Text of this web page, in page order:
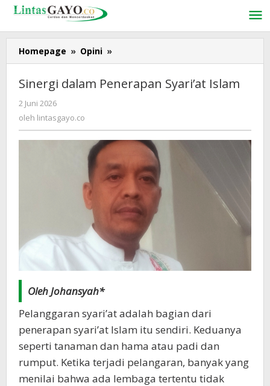
Lewati
konten
Homepage » Opini »
dalam
Syari'at
Sinergi dalam Penerapan Syari’at Islam
2 Juni 2026
lintasgayo.co
oleh lintasgayo.co
Oleh Johansyah*
Pelanggaran syari’at adalah bagian dari
penerapan syari’at Islam itu sendiri. Keduanya
seperti tanaman dan hama atau padi dan
rumput. Ketika terjadi pelangaran, banyak yang
menilai bahwa ada lembaga tertentu tidak